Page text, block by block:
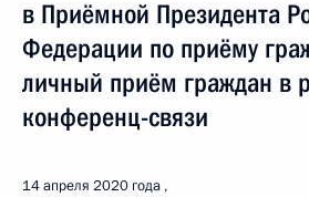
в Приёмной Президента
Федерации по приёму
личный приём граждан в
конференц-связи
14 апреля 2020 года